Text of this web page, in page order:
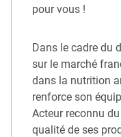
pour vous !
Dans le cadre du
sur le marché
dans la nutrition
renforce son
Acteur reconnu
qualité de ses